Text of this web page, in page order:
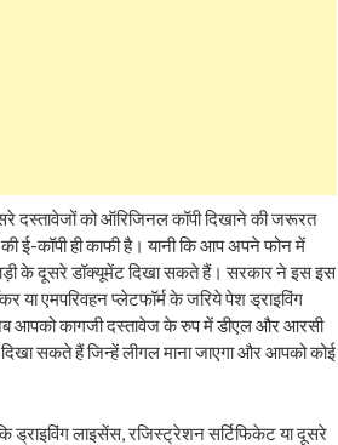
को ऑरिजिनल कॉपी दिखाने की जरूरत
ई-कॉपी ही काफी है। यानी कि आप अपने फोन में
के दूसरे डॉक्यूमेंट दिखा सकते हैं। सरकार ने इस इस
या एमपरिवहन प्लेटफॉर्म के जरिये पेश ड्राइविंग
आपको कागजी दस्तावेज के रुप में डीएल और आरसी
सकते हैं जिन्हें लीगल माना जाएगा और आपको कोई
ड्राइविंग लाइसेंस, रजिस्ट्रेशन सर्टिफिकेट या दूसरे